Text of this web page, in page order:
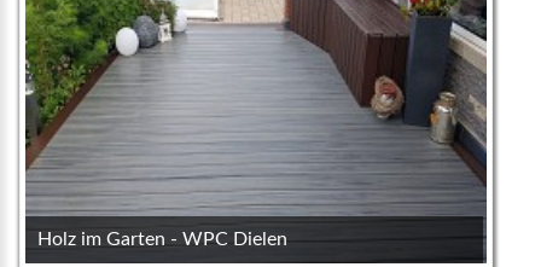
Holz im Garten - WPC Dielen